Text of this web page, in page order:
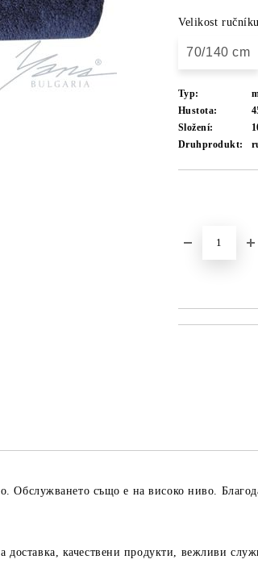
Velikost
70/140 cm
Typ:
Hustota:
Složení:
Druhprodukt:
Обслужването също е на високо ниво.
качествени продукти, вежливи